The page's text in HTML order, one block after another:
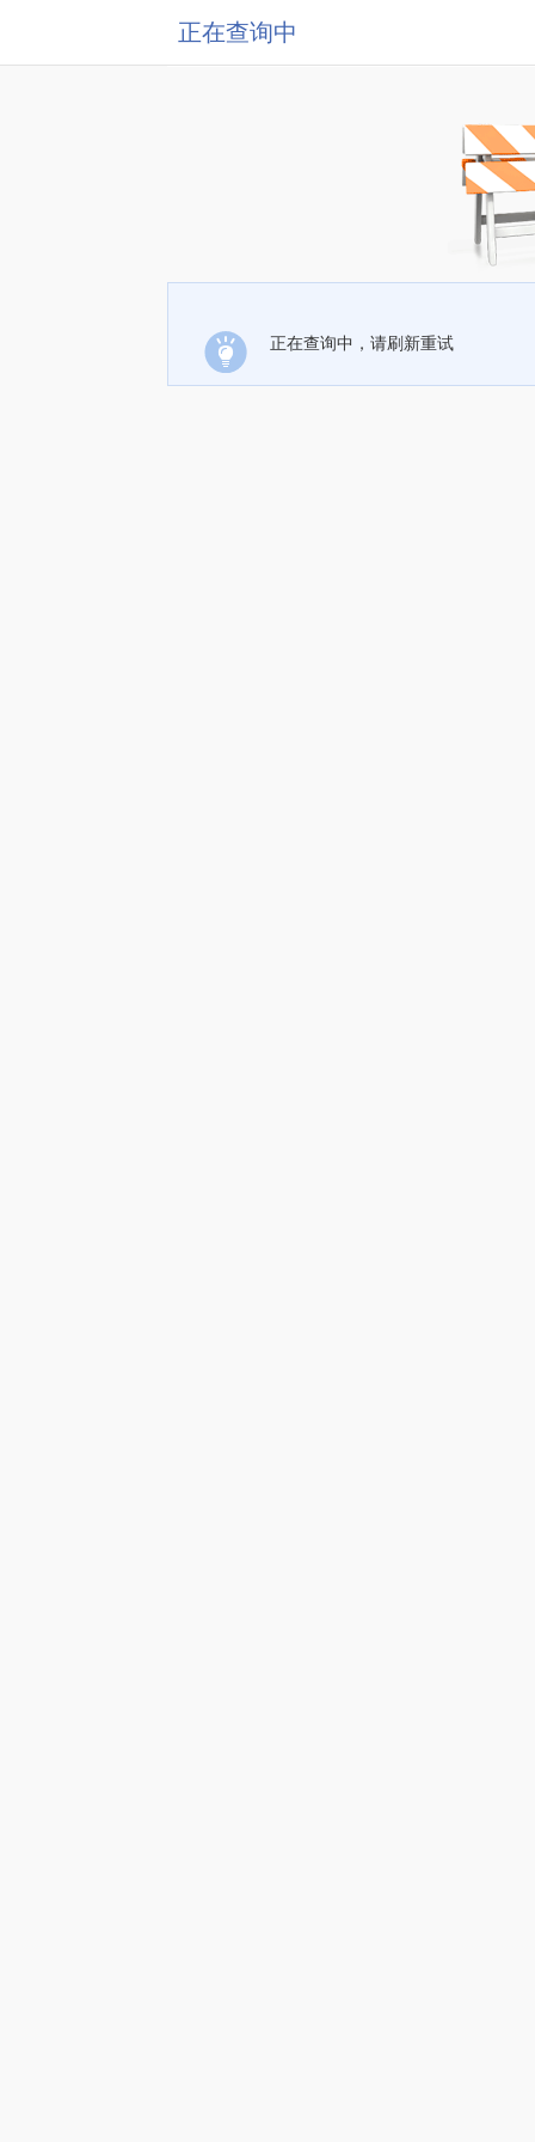
正在查询中
正在查询中，请刷新重试